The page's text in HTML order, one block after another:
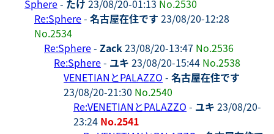
Sphere- たけ 23/08/20-01:13 No.2530
Re:Sphere- 名古屋在住です 23/08/20-12:28
No.2534
Re:Sphere- Zack23/08/20-13:47 No.2536
Re:Sphere- ユキ 23/08/20-15:44 No.2538
VENETIANとPALAZZO - 名古屋在住です
23/08/20-21:30 No.2540
Re:VENETIANとPALAZZO - ユキ 23/08/20-
23:24 No.2541